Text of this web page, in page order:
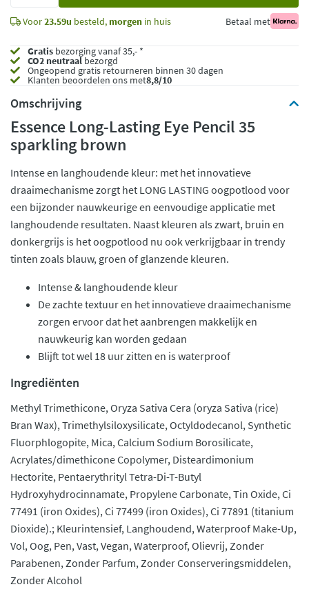
Voor23.59u besteld, morgen in huis Betaal met
Gratis bezorging vanaf 35,- *
CO2 neutraalbezorgd
Ongeopend gratis retourneren binnen 30 dagen
Klanten beoordelen ons met8,8/10
Omschrijving
Essence Long-Lasting Eye Pencil 35
sparkling brown
Intense en langhoudende kleur: met het innovatieve
draaimechanisme zorgt het LONG LASTING oogpotlood voor
een bijzonder nauwkeurige en eenvoudige applicatie met
langhoudende resultaten. Naast kleuren als zwart, bruin en
donkergrijs is het oogpotlood nu ook verkrijgbaar in trendy
tinten zoals blauw, groen of glanzende kleuren.
Intense & langhoudende kleur
De zachte textuur en het innovatieve draaimechanisme
zorgen ervoor dat het aanbrengen makkelijk en
nauwkeurig kan worden gedaan
Blijft tot wel 18 uur zitten en is waterproof
Ingrediënten
Methyl Trimethicone, Oryza Sativa Cera (oryza Sativa (rice)
Bran Wax), Trimethylsiloxysilicate, Octyldodecanol, Synthetic
Fluorphlogopite, Mica, Calcium Sodium Borosilicate,
Acrylates/dimethicone Copolymer, Disteardimonium
Hectorite, Pentaerythrityl Tetra-Di-T-Butyl
Hydroxyhydrocinnamate, Propylene Carbonate, Tin Oxide, Ci
77491 (iron Oxides), Ci 77499 (iron Oxides), Ci 77891 (titanium
Dioxide).; Kleurintensief, Langhoudend, Waterproof Make-Up,
Vol, Oog, Pen, Vast, Vegan, Waterproof, Olievrij, Zonder
Parabenen, Zonder Parfum, Zonder Conserveringsmiddelen,
Zonder Alcohol